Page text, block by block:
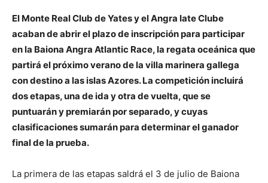
El Monte Real Club de Yates y el Angra Iate Clube
acaban de abrir el plazo de inscripción para participar
en la Baiona Angra Atlantic Race, la regata oceánica que
partirá el próximo verano de la villa marinera gallega
con destino a las islas Azores. La competición incluirá
dos etapas, una de ida y otra de vuelta, que se
puntuarán y premiarán por separado, y cuyas
clasificaciones sumarán para determinar el ganador
final de la prueba.
La primera de las etapas saldrá el 3 de julio de Baiona